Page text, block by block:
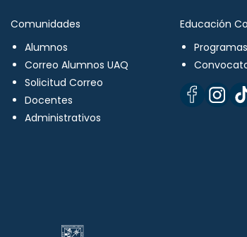
Comunidades
Alumnos
Correo Alumnos UAQ
Solicitud Correo
Docentes
Administrativos
Educación